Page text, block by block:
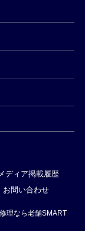
メディア掲載履歴
お問い合わせ
理なら老舗SMART